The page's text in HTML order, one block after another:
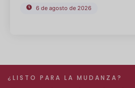
6 de agosto de 2026
¿LISTO PARA LA MUDANZA?